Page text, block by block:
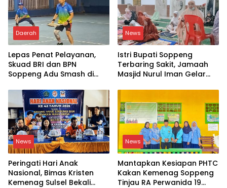
Daerah
Lepas Penat Pelayanan,
Skuad BRI dan BPN
Soppeng Adu Smash di
News
Istri Bupati Soppeng
Terbaring Sakit, Jamaah
Masjid Nurul Iman Gelar
News
Peringati Hari Anak
Nasional, Bimas Kristen
Kemenag Sulsel Bekali
News
Mantapkan Kesiapan PHTC
Kakan Kemenag Soppeng
Tinjau RA Perwanida 19